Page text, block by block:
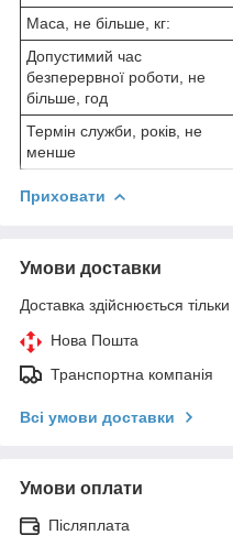
Маса, не більше, кг:
Допустимий час
безперервної роботи, не
більше, год
Термін служби, років, не
менше
Приховати
Умови доставки
Доставка здійснюється
Нова Пошта
Транспортна компанія
Всі умови доставки
Умови оплати
Післяплата